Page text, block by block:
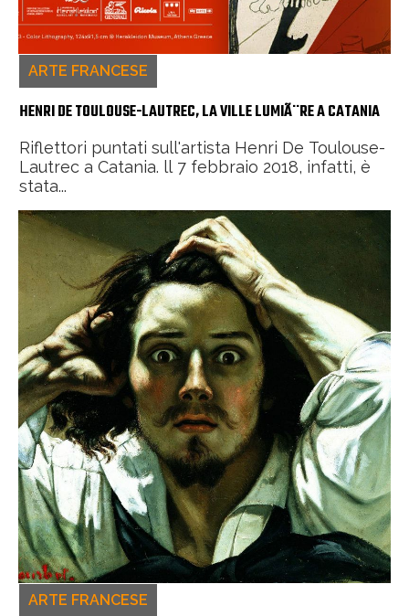
ARTE FRANCESE
HENRI DE TOULOUSE-LAUTREC, LA VILLE LUMIÃ¨RE A CATANIA
Riflettori puntati sull'artista Henri De Toulouse-
Lautrec a Catania. ll 7 febbraio 2018, infatti, è
stata...
ARTE FRANCESE